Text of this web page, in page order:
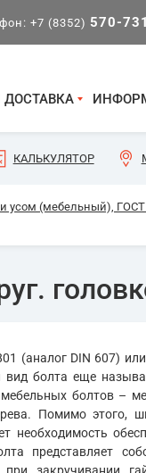
+7 (8352) 570-731
ДОСТАВКА
КАЛЬКУЛЯТОР
усом (мебельный),
(аналог DIN 607)
болта еще
болтов –
Помимо этого,
необходимость
представляет